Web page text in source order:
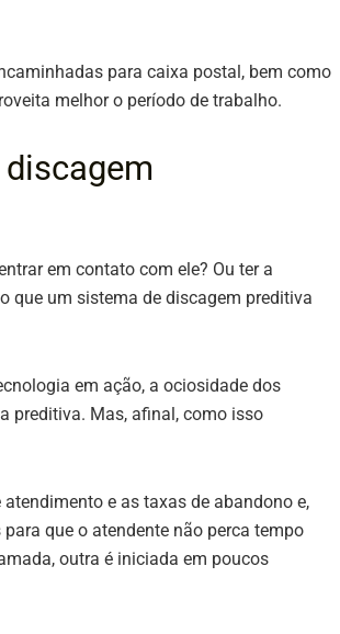
para caixa postal, bem como
melhor o período de trabalho.
em contato com ele? Ou ter a
que um sistema de discagem preditiva
em ação, a ociosidade dos
preditiva. Mas, afinal, como isso
e as taxas de abandono e,
que o atendente não perca tempo
outra é iniciada em poucos